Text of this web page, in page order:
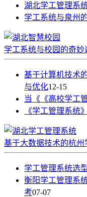
湖北学工管理系
学工系统与泉州
学工系统与校园的奇
基于计算机技术
与优化12-15
当《《高校学工
《学工管理系统
基于大数据技术的杭
学工管理系统选
衡阳学工管理系
考07-07